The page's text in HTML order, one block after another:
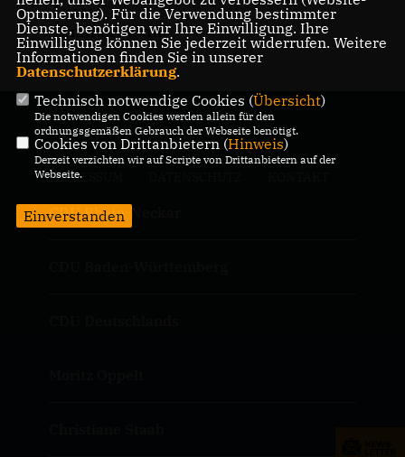
Dieter
Zimmermann
IMPRESSUM
CDU Rhein-Neckar
Optmierung). Für die Verwendung bestimmter
Dienste, benötigen wir Ihre Einwilligung. Ihre
Einwilligung können Sie jederzeit widerrufen. Weitere
Informationen finden Sie in unserer
Datenschutzerklärung.
Technisch notwendige Cookies (Übersicht)
Die notwendigen Cookies werden allein für den
ordnungsgemäßen Gebrauch der Webseite benötigt.
Cookies von Drittanbietern (Hinweis)
Derzeit verzichten wir auf Scripte von Drittanbietern auf der
Webseite.
Einverstanden